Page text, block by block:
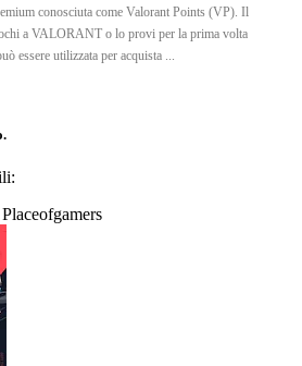
conosciuta come Valorant Points (VP). Il
a VALORANT o lo provi per la prima volta
essere utilizzata per acquista ...